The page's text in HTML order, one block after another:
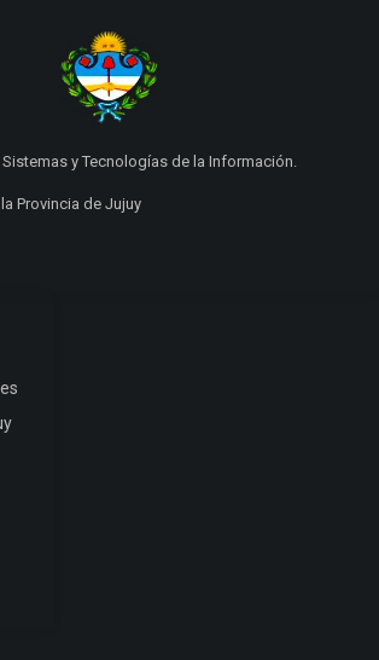
y Tecnologías de la Información.
Provincia de Jujuy